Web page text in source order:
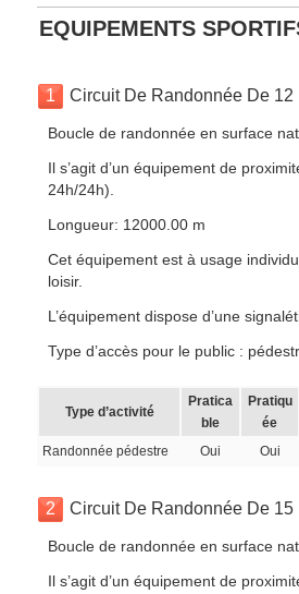
EQUIPEMENTS
1 Circuit De Randonnée De 12
Boucle de randonnée en surface
Il s’agit d’un équipement de
24h/24h).
Longueur: 12000.00 m
Cet équipement est à usage
loisir.
L’équipement dispose d’une
Type d’accès pour le public :
Type d’activité
Pratica
ble
Pratiqu
ée
Randonnée pédestre Oui Oui
2 Circuit De Randonnée De 15
Boucle de randonnée en surface
Il s’agit d’un équipement de